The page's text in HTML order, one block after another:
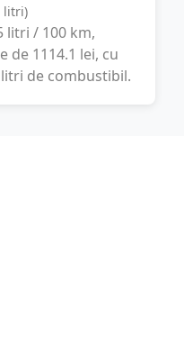
litri)
litri / 100 km,
de 1114.1 lei, cu
litri de combustibil.